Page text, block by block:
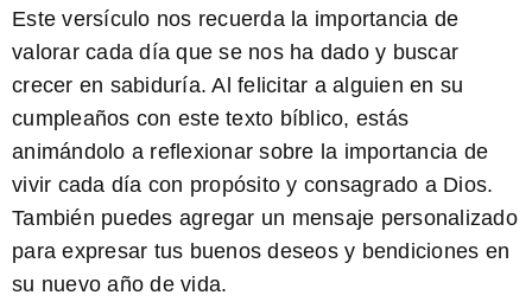
Este versículo nos recuerda la importancia de
valorar cada día que se nos ha dado y buscar
crecer en sabiduría. Al felicitar a alguien en su
cumpleaños con este texto bíblico, estás
animándolo a reflexionar sobre la importancia de
vivir cada día con propósito y consagrado a Dios.
También puedes agregar un mensaje personalizado
para expresar tus buenos deseos y bendiciones en
su nuevo año de vida.